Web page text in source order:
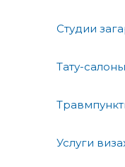
Студии
Тату-салоны
Услуги